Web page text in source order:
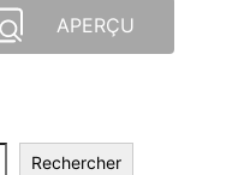
APERÇU
Rechercher